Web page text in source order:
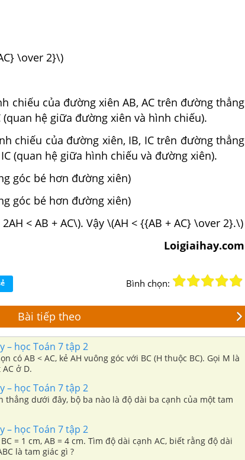
\over 2}\)
chiếu của đường xiên AB, AC trên đường thẳng
(quan hệ giữa đường xiên và hình chiếu).
chiếu của đường xiên, IB, IC trên đường thẳng
IC (quan hệ giữa hình chiếu và đường xiên).
góc bé hơn đường xiên)
bé hơn đường xiên)
< AB + AC\). Vậy \(AH < {{AB + AC} \over 2}.\)
Loigiaihay.com
Bình chọn:
Bài tiếp theo
– học Toán 7 tập 2
có AB < AC, kẻ AH vuông góc với BC (H thuộc BC). Gọi M là
ở D.
– học Toán 7 tập 2
thẳng dưới đây, bộ ba nào là độ dài ba cạnh của một tam
– học Toán 7 tập 2
= 1 cm, AB = 4 cm. Tìm độ dài cạnh AC, biết rằng độ dài
là tam giác gì ?